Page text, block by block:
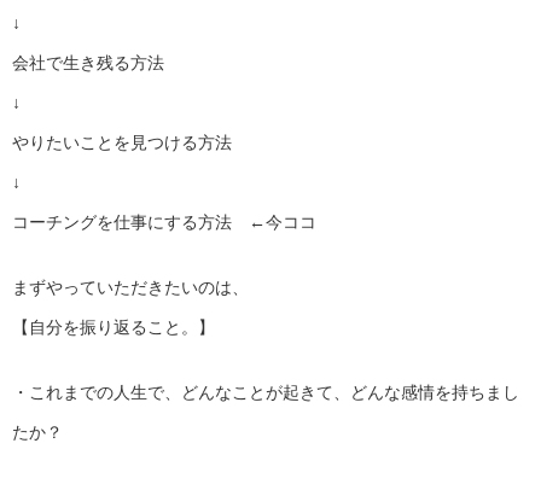
↓
会社で生き残る方法
↓
やりたいことを見つける方法
↓
コーチングを仕事にする方法 ←今ココ
まずやっていただきたいのは、
【自分を振り返ること。】
・これまでの人生で、どんなことが起きて、どんな感情を持ちまし
たか？